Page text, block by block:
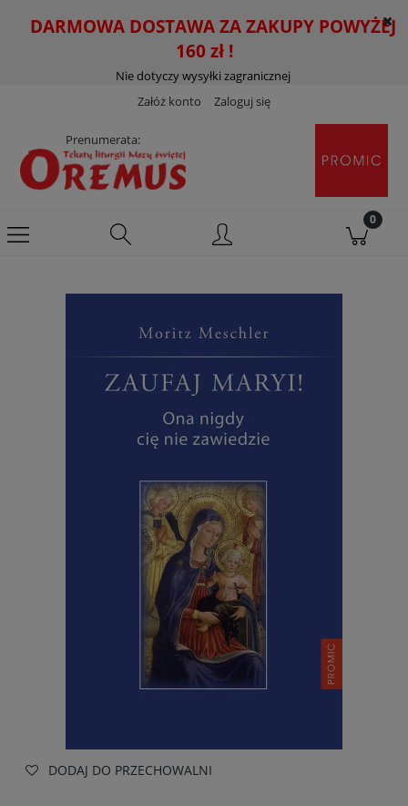
DARMOWA DOSTAWA ZA ZAKUPY POWYŻEJ
160 zł !
Nie dotyczy wysyłki zagranicznej
Załóż konto
Zaloguj się
Prenumerata:
DODAJ DO PRZECHOWALNI